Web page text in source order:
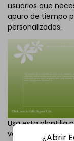
usuarios que
apuro de tiempo
personalizados.
Usa esta plantilla
ventas o ¿Abrir